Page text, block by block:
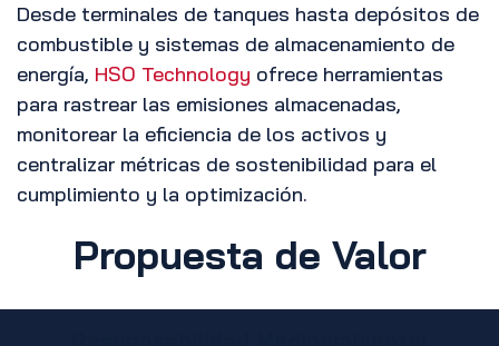
Desde terminales de tanques hasta depósitos de
combustible y sistemas de almacenamiento de
energía, HSO Technology ofrece herramientas
para rastrear las emisiones almacenadas,
monitorear la eficiencia de los activos y
centralizar métricas de sostenibilidad para el
cumplimiento y la optimización.
Propuesta de Valor